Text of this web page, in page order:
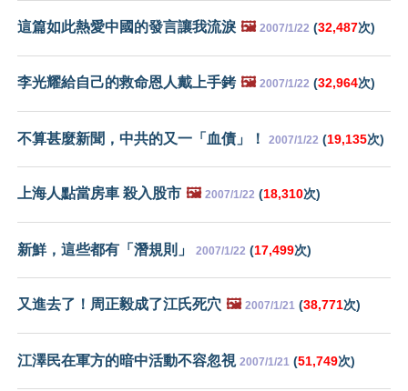
這篇如此熱愛中國的發言讓我流淚 🖼️ 2007/1/22 (32,487次)
李光耀給自己的救命恩人戴上手銬 🖼️ 2007/1/22 (32,964次)
不算甚麼新聞，中共的又一「血債」！ 2007/1/22 (19,135次)
上海人點當房車 殺入股市 🖼️ 2007/1/22 (18,310次)
新鮮，這些都有「潛規則」 2007/1/22 (17,499次)
又進去了！周正毅成了江氏死穴 🖼️ 2007/1/21 (38,771次)
江澤民在軍方的暗中活動不容忽視 2007/1/21 (51,749次)